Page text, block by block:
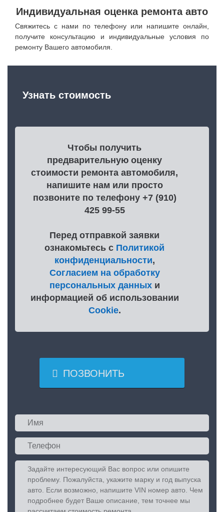
Индивидуальная оценка ремонта авто
Свяжитесь с нами по телефону или напишите онлайн,
получите консультацию и индивидуальные условия по
ремонту Вашего автомобиля.
Узнать стоимость
Чтобы получить
предварительную оценку
стоимости ремонта автомобиля,
напишите нам или просто
позвоните по телефону +7 (910)
425 99-55
Перед отправкой заявки
ознакомьтесь с Политикой
конфиденциальности,
Согласием на обработку
персональных данныхи
информацией об использовании
Cookie.
 ПОЗВОНИТЬ